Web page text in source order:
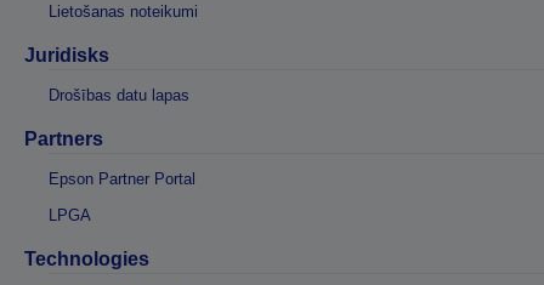
Lietošanas noteikumi
Juridisks
Drošības datu lapas
Partners
Epson Partner Portal
LPGA
Technologies